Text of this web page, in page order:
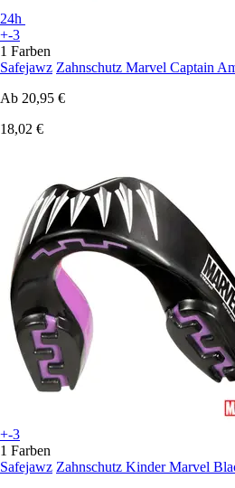
24h
+-3
1 Farben
Safejawz Zahnschutz Marvel Captain
Ab 20,95 €
18,02 €
+-3
1 Farben
Safejawz Zahnschutz Kinder Marvel